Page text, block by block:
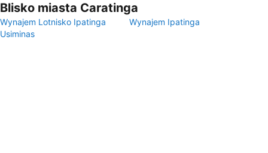
Blisko miasta Caratinga
Wynajem Lotnisko Ipatinga
Usiminas
Wynajem Ipatinga